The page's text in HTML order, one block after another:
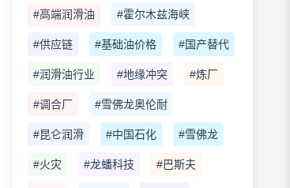
#高端润滑油 #霍尔木兹海峡
#供应链 #基础油价格 #国产替代
#润滑油行业 #地缘冲突 #炼厂
#调合厂 #雪佛龙奥伦耐
#昆仑润滑 #中国石化 #雪佛龙
#火灾 #龙蟠科技 #巴斯夫